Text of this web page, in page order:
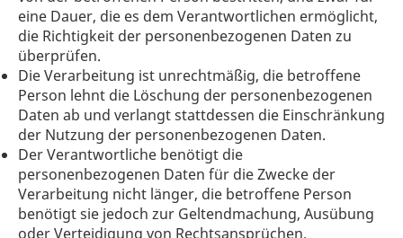
eine Dauer, die es dem Verantwortlichen ermöglicht,
die Richtigkeit der personenbezogenen Daten zu
überprüfen.
Die Verarbeitung ist unrechtmäßig, die betroffene
Person lehnt die Löschung der personenbezogenen
Daten ab und verlangt stattdessen die Einschränkung
der Nutzung der personenbezogenen Daten.
Der Verantwortliche benötigt die
personenbezogenen Daten für die Zwecke der
Verarbeitung nicht länger, die betroffene Person
benötigt sie jedoch zur Geltendmachung, Ausübung
oder Verteidigung von Rechtsansprüchen.